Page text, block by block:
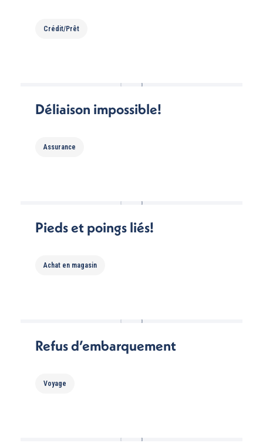
Crédit/Prêt
Déliaison impossible!
Assurance
Pieds et poings liés!
Achat en magasin
Refus d’embarquement
Voyage